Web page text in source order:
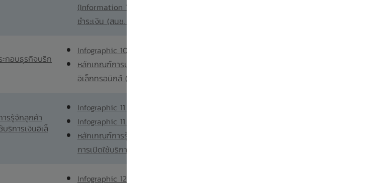
(Information Technology Risk) ตามกฎหมายว่าด้วยระบบการ
ชำระเงิน (สนช. 1/2564)
กอบธุรกิจบริก
Infographic 10
หลักเกณฑ์การประกอบธุรกิจบริการโอนเงินด้วยวิธีการทาง
อิเล็กทรอนิกส์ (สนช. 2/2562)
รรู้จักลูกค้า
ริการเงินอิเล็
Infographic 11.1
Infographic 11.2
หลักเกณฑ์การรู้จักลูกค้า (Know Your Customer: KYC) สำหรับ
การเปิดใช้บริการเงินอิเล็กทรอนิกส์ (สนช. 1/2563)
Infographic 12.1